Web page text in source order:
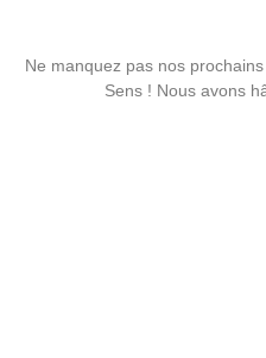
Ne manquez pas nos
Sens ! Nous avons